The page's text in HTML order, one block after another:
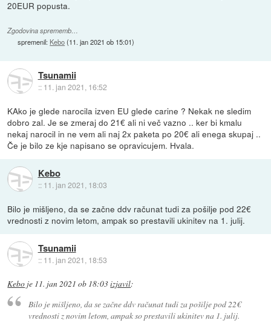
20EUR popusta.
Zgodovina sprememb…
spremenil: Kebo(11. jan 2021 ob 15:01)
Tsunamii
:: 11. jan 2021, 16:52
KAko je glede narocila izven EU glede carine ? Nekak ne sledim
dobro zal. Je se zmeraj do 21€ ali ni več vazno .. ker bi kmalu
nekaj narocil in ne vem ali naj 2x paketa po 20€ ali enega skupaj ..
Če je bilo ze kje napisano se opravicujem. Hvala.
Kebo
:: 11. jan 2021, 18:03
Bilo je mišljeno, da se začne ddv računat tudi za pošilje pod 22€
vrednosti z novim letom, ampak so prestavili ukinitev na 1. julij.
Tsunamii
:: 11. jan 2021, 18:53
Kebo je 11. jan 2021 ob 18:03izjavil:
Bilo je mišljeno, da se začne ddv računat tudi za pošilje pod 22€
vrednosti z novim letom, ampak so prestavili ukinitev na 1. julij.